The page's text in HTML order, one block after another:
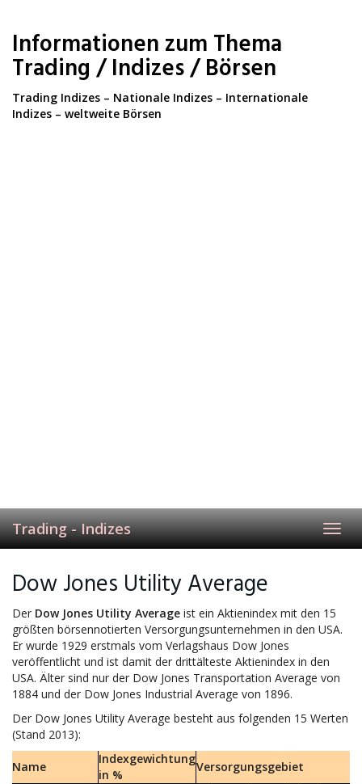
main
content
Informationen zum Thema
Trading / Indizes / Börsen
Trading Indizes – Nationale Indizes – Internationale
Indizes – weltweite Börsen
Trading - Indizes
Dow Jones Utility Average
Der Dow Jones Utility Average ist ein Aktienindex mit den 15
größten börsennotierten Versorgungsunternehmen in den USA.
Er wurde 1929 erstmals vom Verlagshaus Dow Jones
veröffentlicht und ist damit der drittälteste Aktienindex in den
USA. Älter sind nur der Dow Jones Transportation Average von
1884 und der Dow Jones Industrial Average von 1896.
Der Dow Jones Utility Average besteht aus folgenden 15 Werten
(Stand 2013):
Name
Indexgewichtung
in %
Versorgungsgebiet